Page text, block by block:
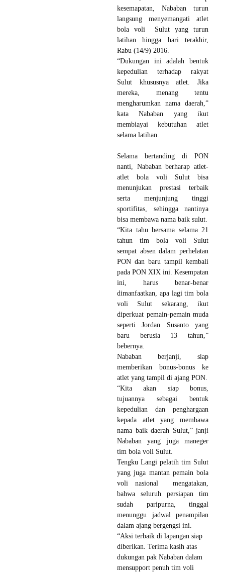
kesemapatan, Nababan turun
langsung menyemangati atlet
bola voli Sulut yang turun
latihan hingga hari terakhir,
Rabu (14/9) 2016.
“Dukungan ini adalah bentuk
kepedulian terhadap rakyat
Sulut khususnya atlet. Jika
mereka, menang tentu
mengharumkan nama daerah,”
kata Nababan yang ikut
membiayai kebutuhan atlet
selama latihan.
Selama bertanding di PON
nanti, Nababan berharap atlet-
atlet bola voli Sulut bisa
menunjukan prestasi terbaik
serta menjunjung tinggi
sportifitas, sehingga nantinya
bisa membawa nama baik sulut.
“Kita tahu bersama selama 21
tahun tim bola voli Sulut
sempat absen dalam perhelatan
PON dan baru tampil kembali
pada PON XIX ini. Kesempatan
ini, harus benar-benar
dimanfaatkan, apa lagi tim bola
voli Sulut sekarang, ikut
diperkuat pemain-pemain muda
seperti Jordan Susanto yang
baru berusia 13 tahun,”
bebernya.
Nababan berjanji, siap
memberikan bonus-bonus ke
atlet yang tampil di ajang PON.
“Kita akan siap bonus,
tujuannya sebagai bentuk
kepedulian dan penghargaan
kepada atlet yang membawa
nama baik daerah Sulut,” janji
Nababan yang juga maneger
tim bola voli Sulut.
Tengku Langi pelatih tim Sulut
yang juga mantan pemain bola
voli nasional mengatakan,
bahwa seluruh persiapan tim
sudah paripurna, tinggal
menunggu jadwal penampilan
dalam ajang bergengsi ini.
“Aksi terbaik di lapangan siap
diberikan. Terima kasih atas
dukungan pak Nababan dalam
mensupport penuh tim voli